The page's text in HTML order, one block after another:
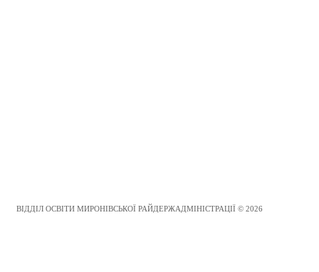
ВІДДІЛ ОСВІТИ МИРОНІВСЬКОЇ РАЙДЕРЖАДМІНІСТРАЦІЇ © 2026